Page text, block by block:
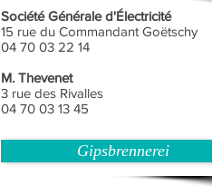
Société Générale d'Électricité
15 rue du Commandant Goëtschy
04 70 03 22 14
M. Thevenet
3 rue des Rivalles
04 70 03 13 45
Gipsbrennerei